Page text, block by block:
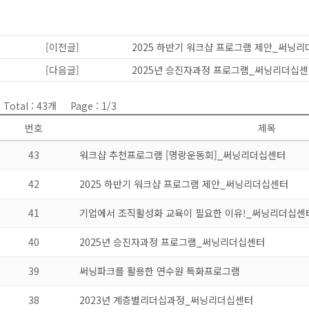
[이전글]
2025 하반기 워크샵 프로그램 제안_써닝리
[다음글]
2025년 승진자과정 프로그램_써닝리더십
Total : 43개
Page : 1/3
번호
제목
43
워크샵 추천프로그램 [명랑운동회]_써닝리더십센터
42 2025 하반기 워크샵 프로그램 제안_써닝리더십센터
41 기업에서 조직활성화 교육이 필요한 이유!_써닝리더십센
40 2025년 승진자과정 프로그램_써닝리더십센터
39 써닝파크를 활용한 연수원 특화프로그램
38 2023년 계층별리더십과정_써닝리더십센터